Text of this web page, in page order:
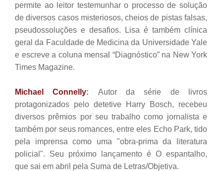
permite ao leitor testemunhar o processo de solução
de diversos casos misteriosos, cheios de pistas falsas,
pseudossoluções e desafios. Lisa é também clínica
geral da Faculdade de Medicina da Universidade Yale
e escreve a coluna mensal “Diagnóstico” na New York
Times Magazine.
Michael Connelly:
Autor da série de livros
protagonizados pelo detetive Harry Bosch, recebeu
diversos prêmios por seu trabalho como jornalista e
também por seus romances, entre eles Echo Park, tido
pela imprensa como uma "obra-prima da literatura
policial". Seu próximo lançamento é O espantalho,
que sai em abril pela Suma de Letras/Objetiva.